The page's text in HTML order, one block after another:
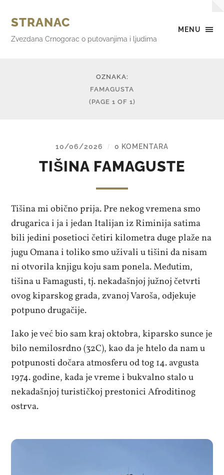
MENU
STRANAC
Zvezdana Crnogorac o putovanjima i ljudima
OZNAKA:
FAMAGUSTA
(PAGE 1 OF 1)
10/06/2026 / 0 KOMENTARA
TIŠINA FAMAGUSTE
Tišina mi obično prija. Pre nekog vremena smo
drugarica i ja i jedan Italijan iz Riminija satima
bili jedini posetioci četiri kilometra duge plaže na
jugu Omana i toliko smo uživali u tišini da nisam
ni otvorila knjigu koju sam ponela. Međutim,
tišina u Famagusti, tj. nekadašnjoj južnoj četvrti
ovog kiparskog grada, zvanoj Varoša, odjekuje
potpuno drugačije.
Iako je već bio sam kraj oktobra, kiparsko sunce je
bilo nemilosrdno (32C), kao da je htelo da nam u
potpunosti dočara atmosferu od tog 14. avgusta
1974. godine, kada je vreme i bukvalno stalo u
nekadašnjoj turističkoj prestonici Afroditinog
ostrva.